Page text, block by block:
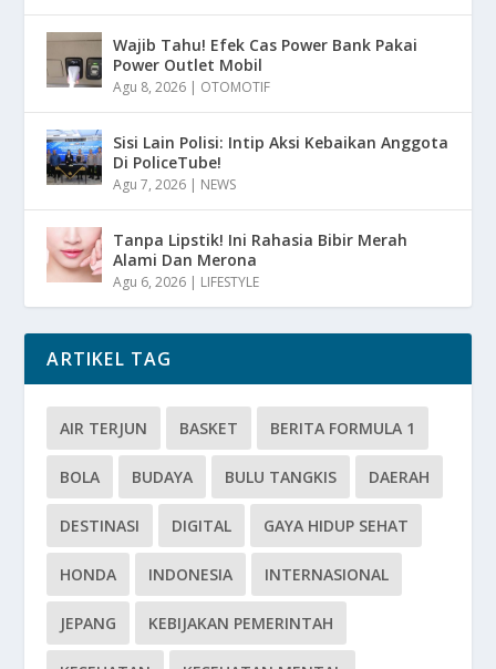
Wajib Tahu! Efek Cas Power Bank Pakai
Power Outlet Mobil
Agu 8, 2026 | OTOMOTIF
Sisi Lain Polisi: Intip Aksi Kebaikan Anggota
Di PoliceTube!
Agu 7, 2026 | NEWS
Tanpa Lipstik! Ini Rahasia Bibir Merah
Alami Dan Merona
Agu 6, 2026 | LIFESTYLE
ARTIKEL TAG
AIR TERJUN BASKET BERITA FORMULA 1
BOLA BUDAYA BULU TANGKIS DAERAH
DESTINASI DIGITAL GAYA HIDUP SEHAT
HONDA INDONESIA INTERNASIONAL
JEPANG KEBIJAKAN PEMERINTAH